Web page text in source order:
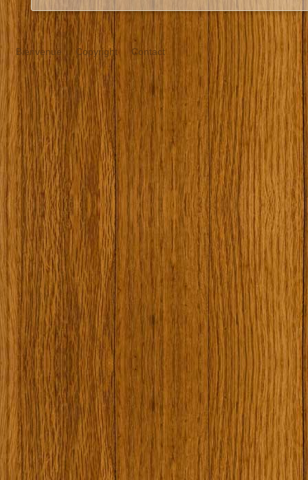
Bienvenue Copyright Contact